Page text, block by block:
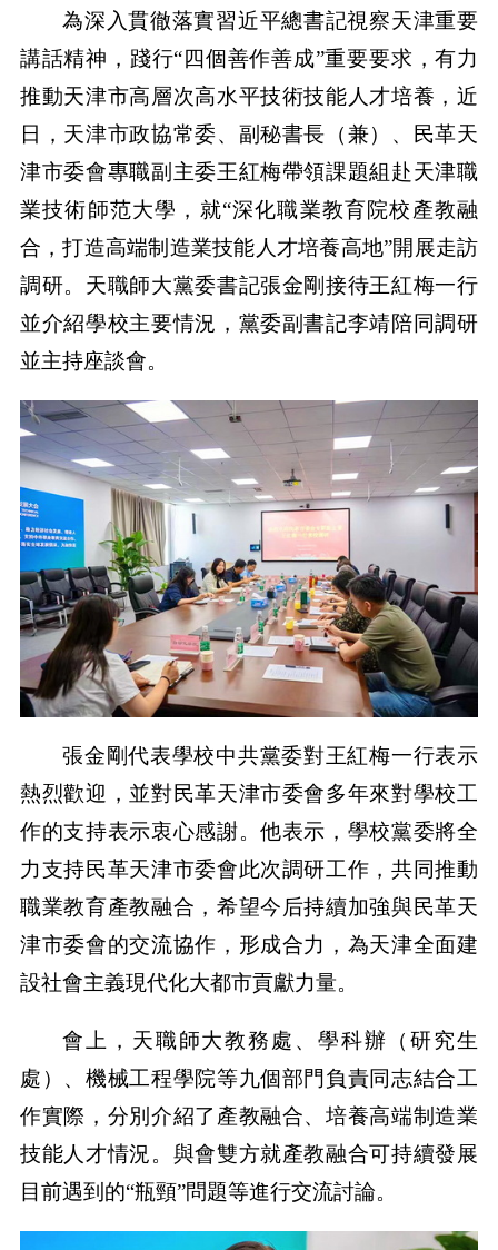
為深入貫徹落實習近平總書記視察天津重要
講話精神，踐行“四個善作善成”重要要求，有力
推動天津市高層次高水平技術技能人才培養，近
日，天津市政協常委、副秘書長（兼）、民革天
津市委會專職副主委王紅梅帶領課題組赴天津職
業技術師范大學，就“深化職業教育院校產教融
合，打造高端制造業技能人才培養高地”開展走訪
調研。天職師大黨委書記張金剛接待王紅梅一行
並介紹學校主要情況，黨委副書記李靖陪同調研
並主持座談會。
張金剛代表學校中共黨委對王紅梅一行表示
熱烈歡迎，並對民革天津市委會多年來對學校工
作的支持表示衷心感謝。他表示，學校黨委將全
力支持民革天津市委會此次調研工作，共同推動
職業教育產教融合，希望今后持續加強與民革天
津市委會的交流協作，形成合力，為天津全面建
設社會主義現代化大都市貢獻力量。
會上，天職師大教務處、學科辦（研究生
處）、機械工程學院等九個部門負責同志結合工
作實際，分別介紹了產教融合、培養高端制造業
技能人才情況。與會雙方就產教融合可持續發展
目前遇到的“瓶頸”問題等進行交流討論。